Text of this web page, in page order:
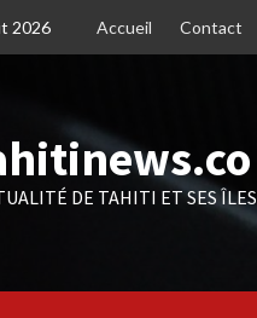
2026 Accueil Contact
DE TAHITI ET SES ÎLES